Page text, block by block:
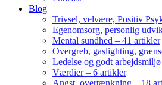
Blog
Trivsel, velvære, Positiv
Egenomsorg, personlig
Mental sundhed – 41 artikler
Overgreb, gaslighting,
Ledelse og godt
Værdier – 6 artikler
Angst, overtænkning – 18